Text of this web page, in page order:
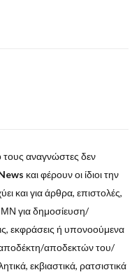
τους αναγνώστες δεν
και φέρουν οι ίδιοι την
και για άρθρα, επιστολές,
για δημοσίευση/
εκφράσεις ή υπονοούμενα
αποδεκτών του/
εκβιαστικά, ρατσιστικά